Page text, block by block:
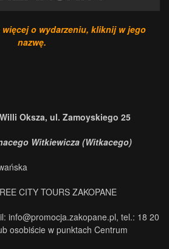
o wydarzeniu, kliknij w jego
nazwę.
Oksza, ul. Zamoyskiego 25
Witkiewicza (Witkacego)
CITY TOURS ZAKOPANE
info@promocja.zakopane.pl, tel.: 18 20
osobiście w punktach Centrum